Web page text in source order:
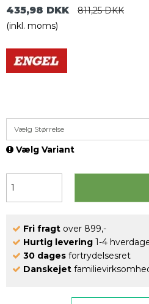
435,98 DKK
811,25 DKK
(inkl. moms)
Vælg Størrelse
Vælg Variant
Fri fragt over 899,-
Hurtig levering 1-4
30 dages fortrydelsesret
Danskejet